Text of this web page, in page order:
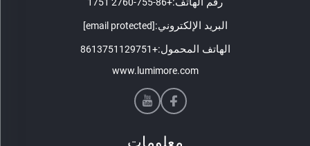
البريد الإلكتروني:[email protected]
الهاتف المحمول:+8613751129751
www.lumimore.com
معلومات